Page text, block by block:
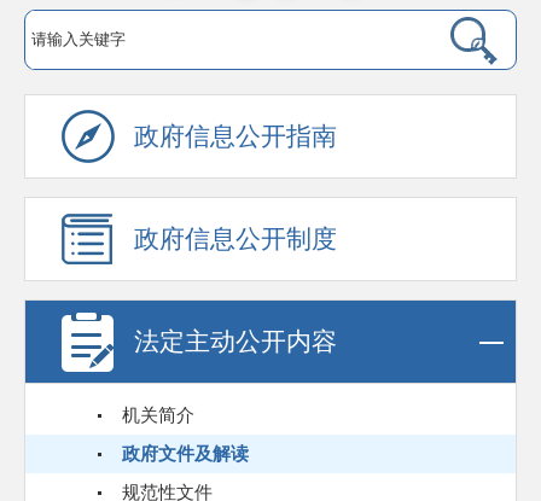
政府信息公开指南
政府信息公开制度
法定主动公开内容
机关简介
政府文件及解读
规范性文件